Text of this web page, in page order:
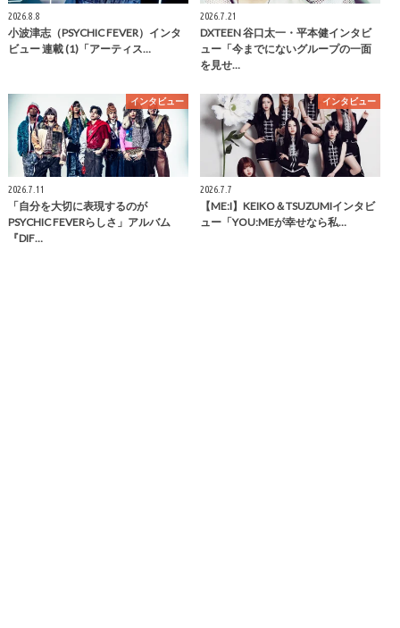
2026.8.8
小波津志（PSYCHIC FEVER）インタ
ビュー 連載 (1)「アーティス…
2026.7.21
DXTEEN 谷口太一・平本健インタビ
ュー「今までにないグループの一面
を見せ…
インタビュー
2026.7.11
「自分を大切に表現するのが
PSYCHIC FEVERらしさ」アルバム
『DIF…
インタビュー
2026.7.7
【ME:I】KEIKO＆TSUZUMIインタビ
ュー「YOU:MEが幸せなら私…